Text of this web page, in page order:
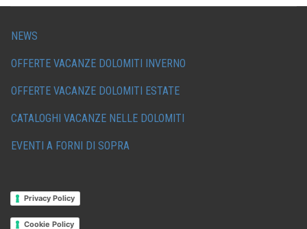
NEWS
OFFERTE VACANZE DOLOMITI INVERNO
OFFERTE VACANZE DOLOMITI ESTATE
CATALOGHI VACANZE NELLE DOLOMITI
EVENTI A FORNI DI SOPRA
Privacy Policy
Cookie Policy